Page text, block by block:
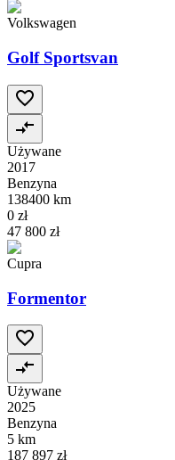
Volkswagen
Golf Sportsvan
Używane
2017
Benzyna
138400 km
0 zł
47 800 zł
Cupra
Formentor
Używane
2025
Benzyna
5 km
187 897 zł